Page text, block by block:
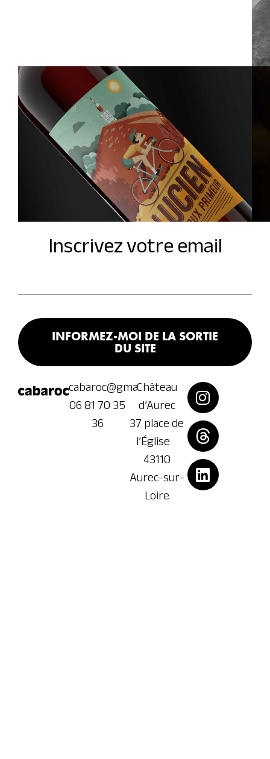
Inscrivez votre email
INFORMEZ-MOI DE LA SORTIE
DU SITE
cabaroc@gmail.com
06 81 70 35
36
Château
d’Aurec
37 place de
l’Église
43110
Aurec-sur-
Loire